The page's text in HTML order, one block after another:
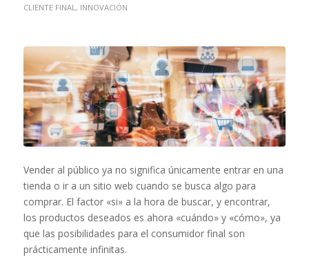
CLIENTE FINAL, INNOVACIÓN
Vender al público ya no significa únicamente entrar en una
tienda o ir a un sitio web cuando se busca algo para
comprar. El factor «si» a la hora de buscar, y encontrar,
los productos deseados es ahora «cuándo» y «cómo», ya
que las posibilidades para el consumidor final son
prácticamente infinitas.